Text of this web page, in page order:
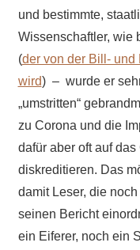
und bestimmte,
Wissenschaftler, wie
(der von der Bill- und
wird) – wurde er
„umstritten“
zu Corona und die
dafür aber oft auf
diskreditieren. Das
damit Leser, die
seinen Bericht
ein Eiferer, noch ein